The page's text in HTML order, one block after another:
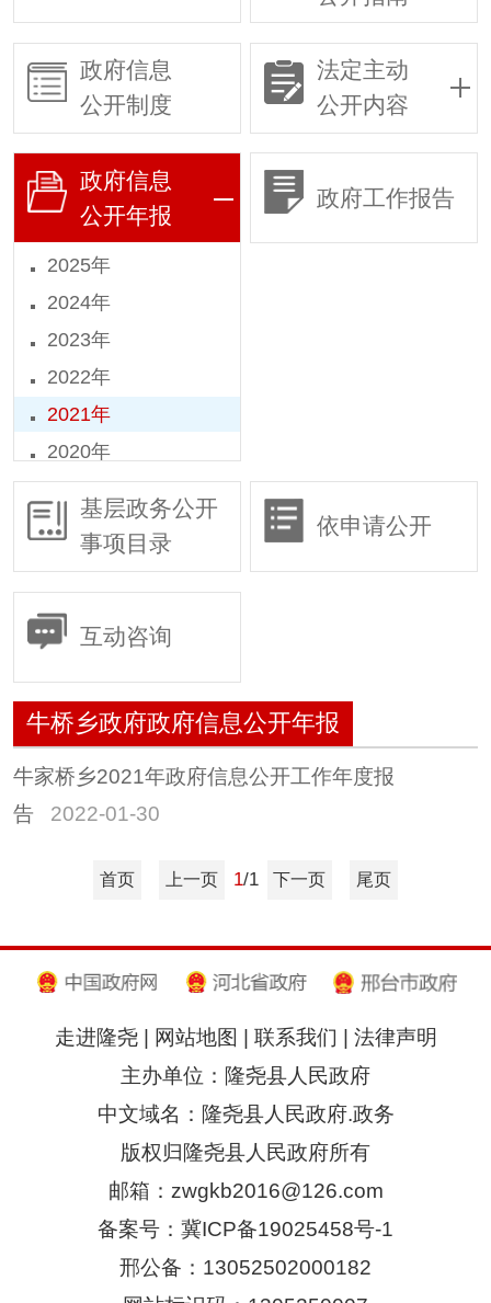
政府信息
公开制度
法定主动
公开内容
政府信息
公开年报
2025年
2024年
2023年
2022年
2021年
2020年
2019年
2018年
政府工作报告
基层政务公开
事项目录
依申请公开
互动咨询
牛桥乡政府政府信息公开年报
牛家桥乡2021年政府信息公开工作年度报
告
2022-01-30
首页 上一页 1/1 下一页 尾页
走进隆尧| 网站地图 联系我们
法律声明
主办单位：隆尧县人民政府
中文域名：隆尧县人民政府.政务
版权归隆尧县人民政府所有
邮箱：zwgkb2016@126.com
备案号：冀ICP备19025458号-1
邢公备：13052502000182